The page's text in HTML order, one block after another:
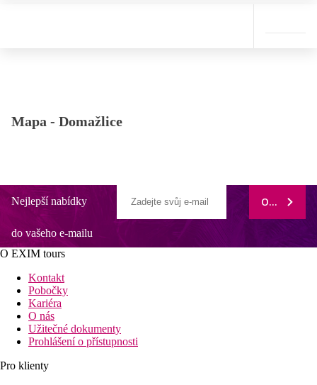
Mapa - Domažlice
Nejlepší nabídky
do vašeho e-mailu
ODEBÍRAT
O EXIM tours
Kontakt
Pobočky
Kariéra
O nás
Užitečné dokumenty
Prohlášení o přístupnosti
Pro klienty